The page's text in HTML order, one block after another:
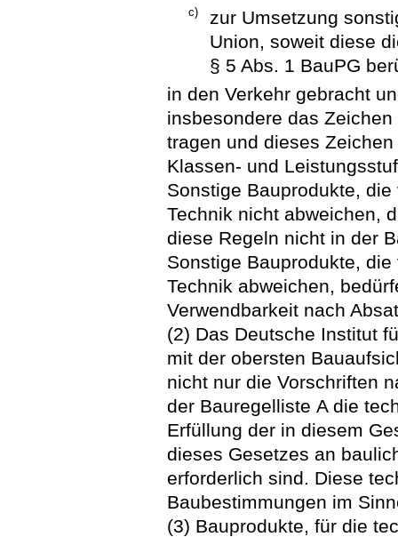
c)
zur Umsetzung
Union, soweit diese
§ 5 Abs. 1 BauPG
in den Verkehr gebracht
insbesondere das
tragen und dieses
Klassen- und
Sonstige Bauprodukte,
Technik nicht abweichen,
diese Regeln nicht in der
Sonstige Bauprodukte,
Technik abweichen,
Verwendbarkeit nach
(2) Das Deutsche Institut
mit der obersten
nicht nur die Vorschriften
der Bauregelliste A die
Erfüllung der in diesem
dieses Gesetzes an
erforderlich sind. Diese
Baubestimmungen im
(3) Bauprodukte, für die